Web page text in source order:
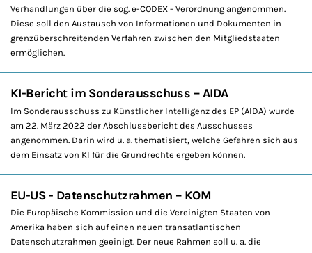
Verhandlungen über die sog. e-CODEX - Verordnung angenommen.
Diese soll den Austausch von Informationen und Dokumenten in
grenzüberschreitenden Verfahren zwischen den Mitgliedstaaten
ermöglichen.
KI-Bericht im Sonderausschuss – AIDA
Im Sonderausschuss zu Künstlicher Intelligenz des EP (AIDA) wurde
am 22. März 2022 der Abschlussbericht des Ausschusses
angenommen. Darin wird u. a. thematisiert, welche Gefahren sich aus
dem Einsatz von KI für die Grundrechte ergeben können.
EU-US - Datenschutzrahmen – KOM
Die Europäische Kommission und die Vereinigten Staaten von
Amerika haben sich auf einen neuen transatlantischen
Datenschutzrahmen geeinigt. Der neue Rahmen soll u. a. die